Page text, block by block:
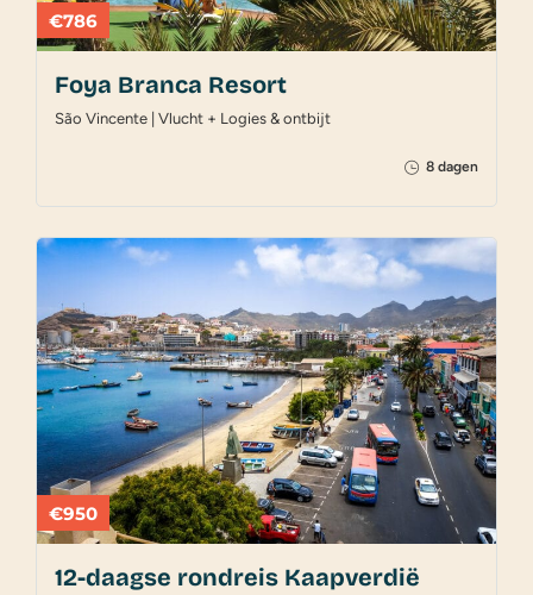
€786
Foya Branca Resort
São Vincente | Vlucht + Logies & ontbijt
8 dagen
€950
12-daagse rondreis Kaapverdië